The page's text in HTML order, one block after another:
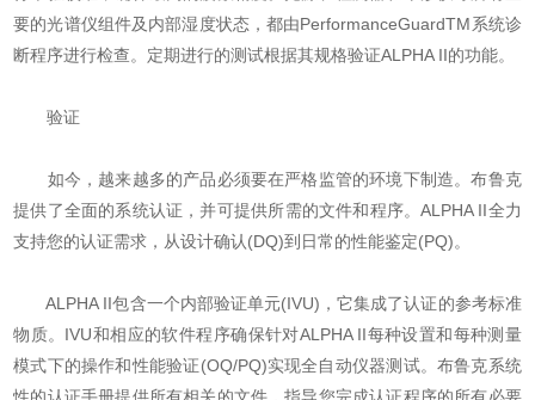
要的光谱仪组件及内部湿度状态，都由PerformanceGuardTM系统诊
断程序进行检查。定期进行的测试根据其规格验证ALPHA II的功能。
验证
如今，越来越多的产品必须要在严格监管的环境下制造。布鲁克
提供了全面的系统认证，并可提供所需的文件和程序。ALPHA II全力
支持您的认证需求，从设计确认(DQ)到日常的性能鉴定(PQ)。
ALPHA II包含一个内部验证单元(IVU)，它集成了认证的参考标准
物质。IVU和相应的软件程序确保针对ALPHA II每种设置和每种测量
模式下的操作和性能验证(OQ/PQ)实现全自动仪器测试。布鲁克系统